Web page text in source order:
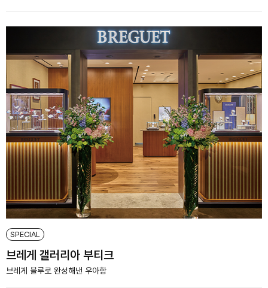
SPECIAL
브레게 갤러리아 부티크
브레게 블루로 완성해낸 우아함